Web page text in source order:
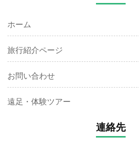
ホーム
旅行紹介ページ
お問い合わせ
遠足・体験ツアー
連絡先